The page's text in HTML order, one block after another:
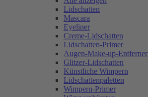
Lidschatten
Mascara
Eyeliner
Creme-Lidschatten
Lidschatten-Primer
Augen-Make-up-Entferner
Glitzer-Lidschatten
Künstliche Wimpern
Lidschattenpaletten
Wimpern-Primer